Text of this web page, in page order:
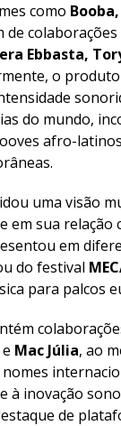
como
de
Ebbasta,
o
do mundo,
afro-
uma visão
em sua relação
em
do festival
para palcos
e Mac Júlia, ao
à inovação
de